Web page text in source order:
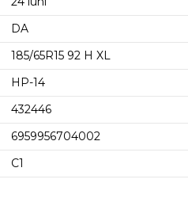
DA
185/65R15 92 H XL
HP-14
432446
6959956704002
C1